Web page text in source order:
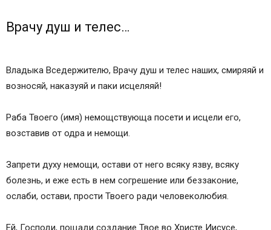
Врачу душ и телес…
Владыка Вседержителю, Врачу душ и телес наших, смиряяй и
возносяй, наказуяй и паки исцеляяй!
Раба Твоего (имя) немощствующа посети и исцели его,
возставив от одра и немощи.
Запрети духу немощи, остави от него всяку язву, всяку
болезнь, и еже есть в нем согрешение или беззаконие,
ослаби, остави, прости Твоего ради человеколюбия.
Ей, Господи, пощади создание Твое во Христе Иисусе,